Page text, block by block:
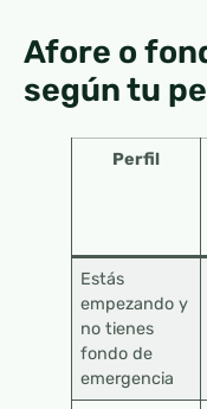
Afore o
según tu
Perfil
Estás
empezando y
no tienes
fondo de
emergencia